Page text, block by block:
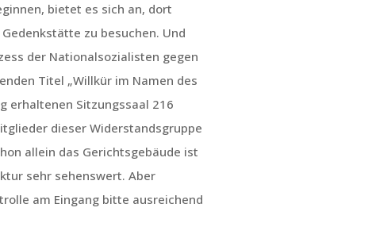
bietet es sich an, dort
zu besuchen. Und
der Nationalsozialisten gegen
Titel „Willkür im Namen des
erhaltenen Sitzungssaal 216
dieser Widerstandsgruppe
allein das Gerichtsgebäude ist
sehr sehenswert. Aber
am Eingang bitte ausreichend